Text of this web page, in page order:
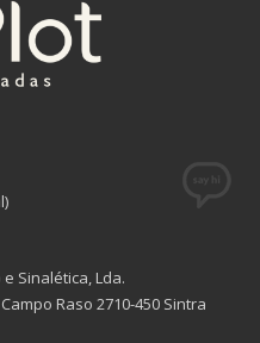
Sinalética, Lda.
Raso 2710-450 Sintra